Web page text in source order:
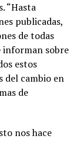
“Hasta
publicadas,
de todas
informan sobre
estos
del cambio en
de
nos hace